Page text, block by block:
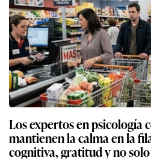
Los expertos en psicología
mantienen la calma en la
cognitiva, gratitud y no